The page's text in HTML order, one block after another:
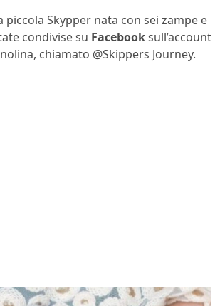
piccola Skypper nata con sei zampe e
condivise su Facebooksull’account
chiamato @Skippers Journey.